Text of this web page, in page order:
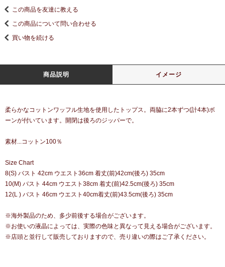
この商品を友達に教える
この商品について問い合わせる
買い物を続ける
商品説明 イメージ
柔らかなコットンワッフル生地を使用したトップス。両脇に2本ずつ(計4本)ボ
ーンが付いています。開閉は後ろのジッパーで。
素材...コットン100％
Size Chart
8(S) バスト 42cm ウエスト36cm 着丈(前)42cm(後ろ) 35cm
10(M) バスト 44cm ウエスト38cm 着丈(前)42.5cm(後ろ) 35cm
12(L ) バスト 46cm ウエスト40cm着丈(前)43.5cm(後ろ) 35cm
※海外製品のため、多少前後する場合がございます。
※お使いの液晶によっては、実際の色味と異なって見える場合がございます。
※店頭と並行して販売しておりますので、売り違いの際はご了承ください。